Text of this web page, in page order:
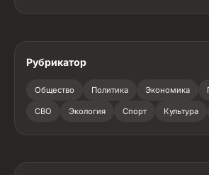
Рубрикатор
Общество Политика Экономика
СВО Экология Спорт Культура